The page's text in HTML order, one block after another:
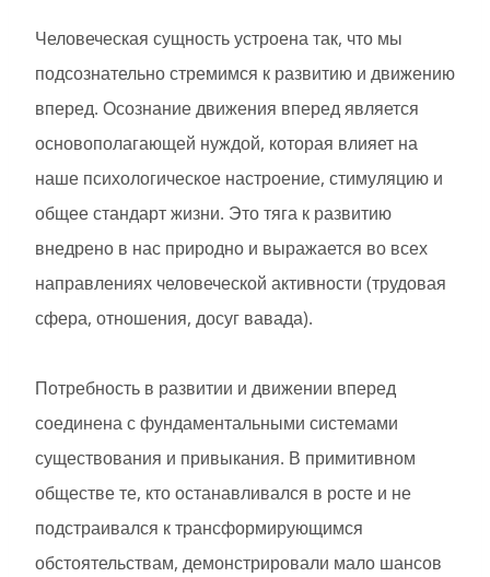
Человеческая сущность устроена так, что мы
подсознательно стремимся к развитию и движению
вперед. Осознание движения вперед является
основополагающей нуждой, которая влияет на
наше психологическое настроение, стимуляцию и
общее стандарт жизни. Это тяга к развитию
внедрено в нас природно и выражается во всех
направлениях человеческой активности (трудовая
сфера, отношения, досуг вавада).
Потребность в развитии и движении вперед
соединена с фундаментальными системами
существования и привыкания. В примитивном
обществе те, кто останавливался в росте и не
подстраивался к трансформирующимся
обстоятельствам, демонстрировали мало шансов